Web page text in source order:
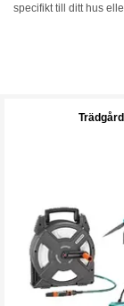
specifikt till ditt hus
Trädgård